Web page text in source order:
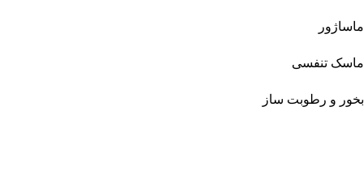
ماساژور
ماسک تنفسی
بخور و رطوبت ساز